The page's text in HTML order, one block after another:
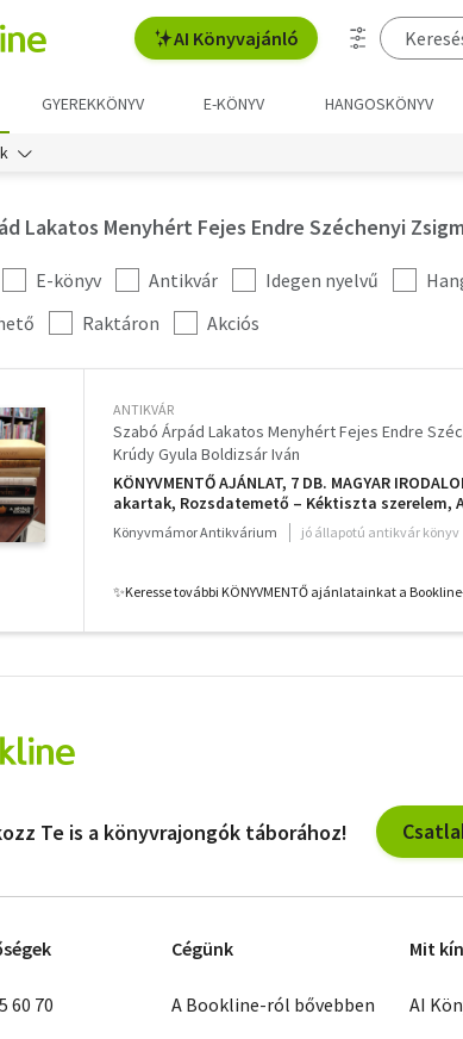
AI Könyvajánló
GYEREKKÖNYV E-KÖNYV HANGOSKÖNYV
Lakatos Menyhért Fejes Endre Széchenyi
E-könyv Antikvár Idegen nyelvű
Raktáron Akciós
ANTIKVÁR
Szabó Árpád Lakatos Menyhért Fejes Endre
Krúdy Gyula Boldizsár Iván
KÖNYVMENTŐ AJÁNLAT, 7 DB. MAGYAR
akartak, Rozsdatemető – Kéktiszta szerelem,
és új emberek, A sétáló szobor
Könyvmámor Antikvárium jó állapotú antikvár könyv
✨️Keresse további KÖNYVMENTŐ ajánlatainkat a
Te is a könyvrajongók táborához!
60 70
Cégünk
A Bookline-ról bővebben
Mit
AI